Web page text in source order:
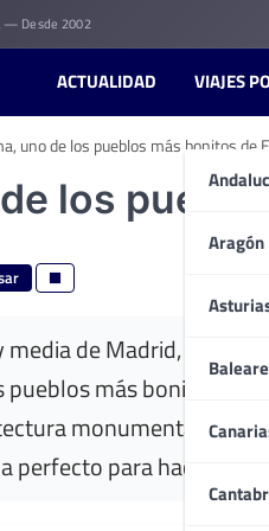
— Desde 2002
ACTUALIDAD VIAJES
Aragón
uno de los pueblos más bonitos de
los
de Madrid, en la
más bonitos de
monumental del
perfecto para hacer una